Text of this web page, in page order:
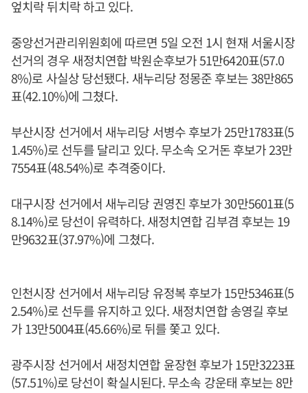
엎치락 뒤치락 하고 있다.
중앙선거관리위원회에 따르면 5일 오전 1시 현재 서울시장
선거의 경우 새정치연합 박원순후보가 51만6420표(57.0
8%)로 사실상 당선됐다. 새누리당 정몽준 후보는 38만865
표(42.10%)에 그쳤다.
부산시장 선거에서 새누리당 서병수 후보가 25만1783표(5
1.45%)로 선두를 달리고 있다. 무소속 오거돈 후보가 23만
7554표(48.54%)로 추격중이다.
대구시장 선거에서 새누리당 권영진 후보가 30만5601표(5
8.14%)로 당선이 유력하다. 새정치연합 김부겸 후보는 19
만9632표(37.97%)에 그쳤다.
인천시장 선거에서 새누리당 유정복 후보가 15만5346표(5
2.54%)로 선두를 유지하고 있다. 새정치연합 송영길 후보
가 13만5004표(45.66%)로 뒤를 쫓고 있다.
광주시장 선거에서 새정치연합 윤장현 후보가 15만3223표
(57.51%)로 당선이 확실시된다. 무소속 강운태 후보는 8만